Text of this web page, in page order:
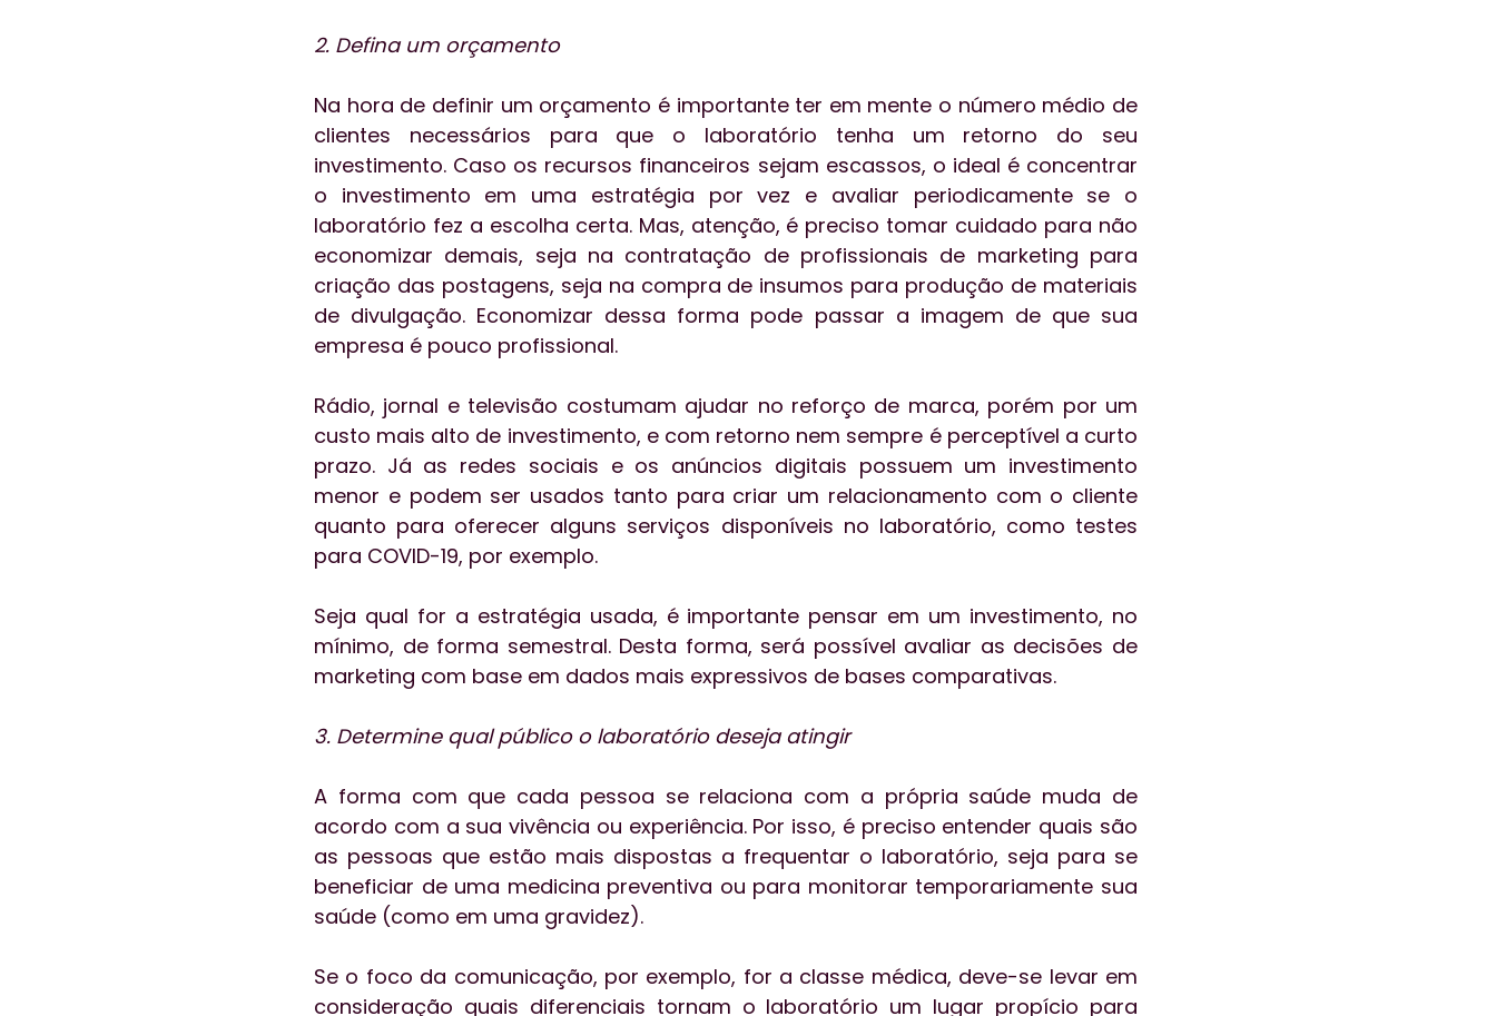
2. Defina um orçamento
Na hora de definir um orçamento é importante ter em mente o número médio de
clientes necessários para que o laboratório tenha um retorno do seu
investimento. Caso os recursos financeiros sejam escassos, o ideal é concentrar
o investimento em uma estratégia por vez e avaliar periodicamente se o
laboratório fez a escolha certa. Mas, atenção, é preciso tomar cuidado para não
economizar demais, seja na contratação de profissionais de marketing para
criação das postagens, seja na compra de insumos para produção de materiais
de divulgação. Economizar dessa forma pode passar a imagem de que sua
empresa é pouco profissional.
Rádio, jornal e televisão costumam ajudar no reforço de marca, porém por um
custo mais alto de investimento, e com retorno nem sempre é perceptível a curto
prazo. Já as redes sociais e os anúncios digitais possuem um investimento
menor e podem ser usados tanto para criar um relacionamento com o cliente
quanto para oferecer alguns serviços disponíveis no laboratório, como testes
para COVID-19, por exemplo.
Seja qual for a estratégia usada, é importante pensar em um investimento, no
mínimo, de forma semestral. Desta forma, será possível avaliar as decisões de
marketing com base em dados mais expressivos de bases comparativas.
3. Determine qual público o laboratório deseja atingir
A forma com que cada pessoa se relaciona com a própria saúde muda de
acordo com a sua vivência ou experiência. Por isso, é preciso entender quais são
as pessoas que estão mais dispostas a frequentar o laboratório, seja para se
beneficiar de uma medicina preventiva ou para monitorar temporariamente sua
saúde (como em uma gravidez).
Se o foco da comunicação, por exemplo, for a classe médica, deve-se levar em
consideração quais diferenciais tornam o laboratório um lugar propício para